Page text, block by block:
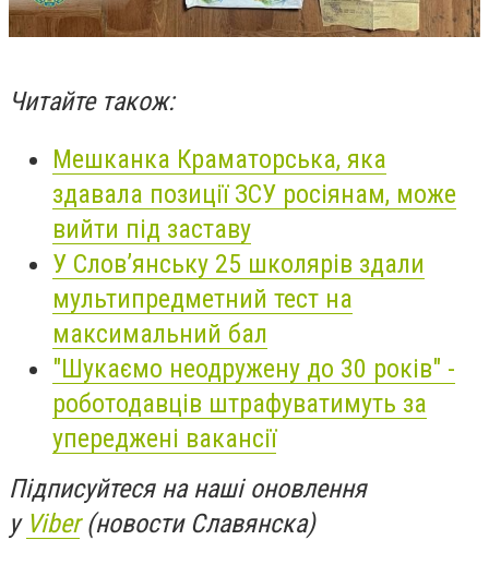
Читайте також:
Мешканка Краматорська, яка
здавала позиції ЗСУ росіянам, може
вийти під заставу
У Слов’янську 25 школярів здали
мультипредметний тест на
максимальний бал
"Шукаємо неодружену до 30 років" -
роботодавців штрафуватимуть за
упереджені вакансії
Підписуйтеся на наші оновлення
у Viber(новости Славянска)